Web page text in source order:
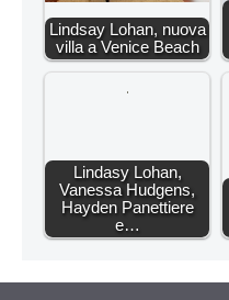
Lindsay Lohan, nuova
villa a Venice Beach
Lindasy Lohan,
Vanessa Hudgens,
Hayden Panettiere
e…